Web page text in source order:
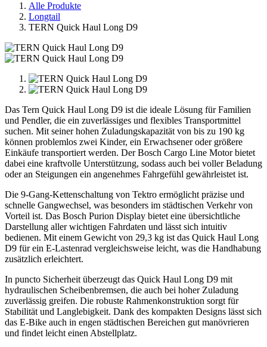
Alle Produkte
Longtail
TERN Quick Haul Long D9
Das Tern Quick Haul Long D9 ist die ideale Lösung für Familien
und Pendler, die ein zuverlässiges und flexibles Transportmittel
suchen. Mit seiner hohen Zuladungskapazität von bis zu 190 kg
können problemlos zwei Kinder, ein Erwachsener oder größere
Einkäufe transportiert werden. Der Bosch Cargo Line Motor bietet
dabei eine kraftvolle Unterstützung, sodass auch bei voller Beladung
oder an Steigungen ein angenehmes Fahrgefühl gewährleistet ist.
Die 9-Gang-Kettenschaltung von Tektro ermöglicht präzise und
schnelle Gangwechsel, was besonders im städtischen Verkehr von
Vorteil ist. Das Bosch Purion Display bietet eine übersichtliche
Darstellung aller wichtigen Fahrdaten und lässt sich intuitiv
bedienen. Mit einem Gewicht von 29,3 kg ist das Quick Haul Long
D9 für ein E-Lastenrad vergleichsweise leicht, was die Handhabung
zusätzlich erleichtert.
In puncto Sicherheit überzeugt das Quick Haul Long D9 mit
hydraulischen Scheibenbremsen, die auch bei hoher Zuladung
zuverlässig greifen. Die robuste Rahmenkonstruktion sorgt für
Stabilität und Langlebigkeit. Dank des kompakten Designs lässt sich
das E-Bike auch in engen städtischen Bereichen gut manövrieren
und findet leicht einen Abstellplatz.